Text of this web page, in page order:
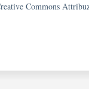
Commons